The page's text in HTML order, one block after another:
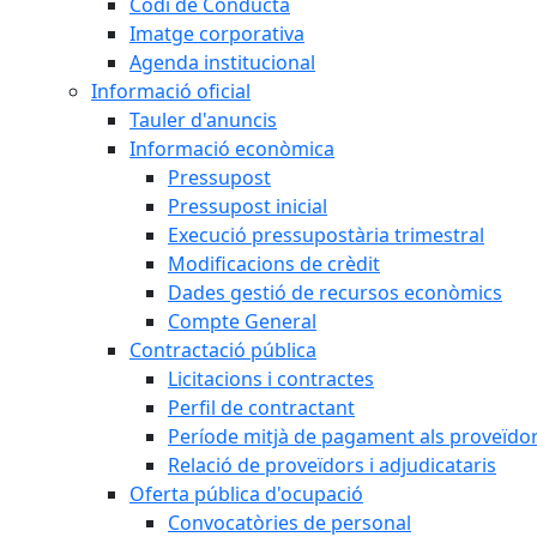
Imatge corporativa
Agenda institucional
Informació oficial
Tauler d'anuncis
Informació econòmica
Pressupost
Pressupost inicial
Execució pressupostària trimestral
Modificacions de crèdit
Dades gestió de recursos econòmics
Compte General
Contractació pública
Licitacions i contractes
Perfil de contractant
Període mitjà de pagament als
Relació de proveïdors i adjudicataris
Oferta pública d'ocupació
Convocatòries de personal